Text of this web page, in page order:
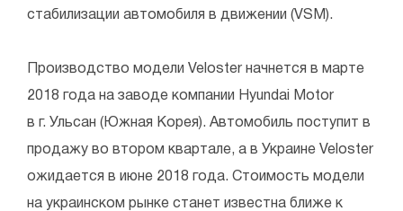
стабилизации автомобиля в движении (VSM).
Производство модели Veloster начнется в марте
2018 года на заводе компании Hyundai Motor
в г. Ульсан (Южная Корея). Автомобиль поступит в
продажу во втором квартале, а в Украине Veloster
ожидается в июне 2018 года. Стоимость модели
на украинском рынке станет известна ближе к